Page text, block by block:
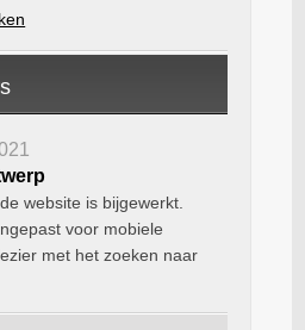
website is bijgewerkt.
voor mobiele
met het zoeken naar